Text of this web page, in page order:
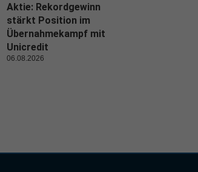
Aktie: Rekordgewinn
stärkt Position im
Übernahmekampf mit
Unicredit
06.08.2026